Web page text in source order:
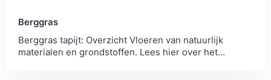
Berggras
Berggras tapijt: Overzicht Vloeren van natuurlijk
materialen en grondstoffen. Lees hier over het